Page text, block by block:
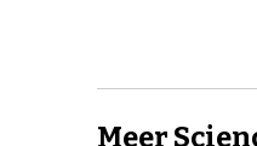
Meer